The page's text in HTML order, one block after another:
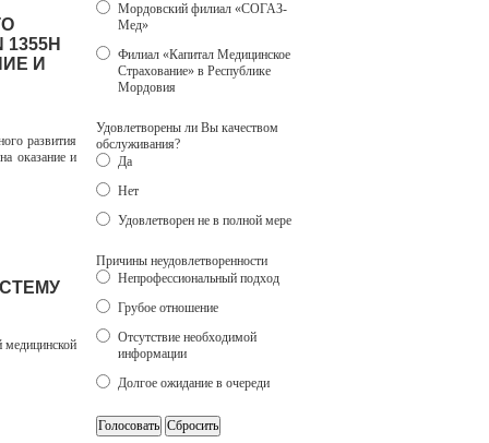
И
развития
оказание и
медицинской
Мордовский филиал «СОГАЗ-
Мед»
Филиал «Капитал Медицинское
Страхование» в Республике
Мордовия
Удовлетворены ли Вы качеством
обслуживания?
Да
Нет
Удовлетворен не в полной мере
Причины неудовлетворенности
Непрофессиональный подход
Грубое отношение
Отсутствие необходимой
информации
Долгое ожидание в очереди